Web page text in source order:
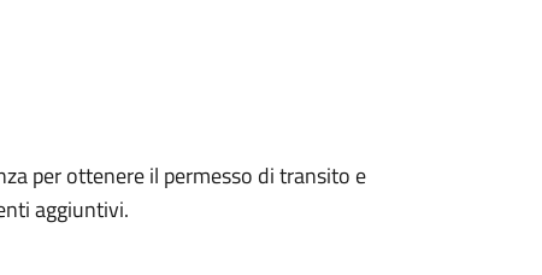
per ottenere il permesso di transito e
aggiuntivi.